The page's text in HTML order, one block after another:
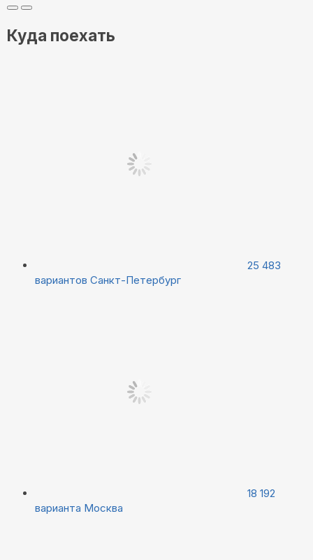
Куда поехать
25 483
вариантов Санкт-Петербург
18 192
варианта Москва